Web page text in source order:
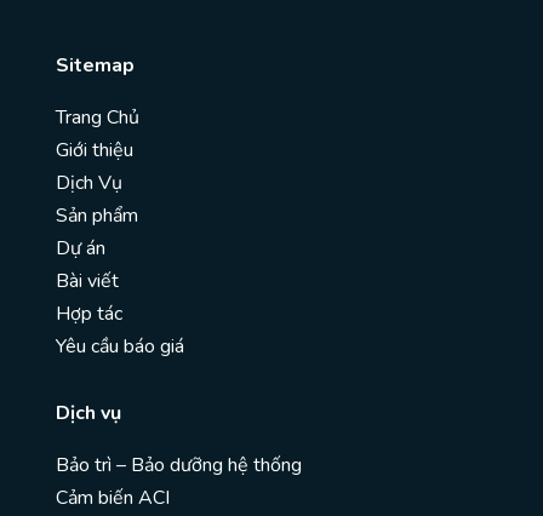
Sitemap
Trang Chủ
Giới thiệu
Dịch Vụ
Sản phẩm
Dự án
Bài viết
Hợp tác
Yêu cầu báo giá
Dịch vụ
Bảo trì – Bảo dưỡng hệ thống
Cảm biến ACI